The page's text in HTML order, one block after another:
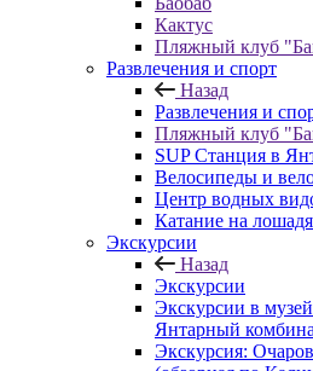
Кактус
Пляжный клуб
Развлечения и спорт
Назад
Развлечения и
Пляжный клуб
SUP Станция в
Велосипеды и
Центр водных
Катание на
Экскурсии
Назад
Экскурсии
Экскурсии в
Янтарный
Экскурсия: